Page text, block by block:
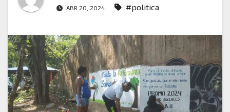
ABR 20, 2024 #politica